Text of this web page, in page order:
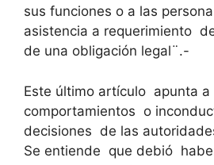
sus funciones o a las
asistencia a requerimiento
de una obligación legal¨.-
Este último artículo apunta
comportamientos o
decisiones de las
Se entiende que debió